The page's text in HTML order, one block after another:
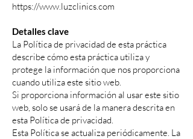
https://www.luzclinics.com
Detalles clave
La Política de privacidad de esta práctica
describe cómo esta práctica utiliza y
protege la información que nos proporciona
cuando utiliza este sitio web.
Si proporciona información al usar este sitio
web, solo se usará de la manera descrita en
esta Política de privacidad.
Esta Política se actualiza periódicamente. La